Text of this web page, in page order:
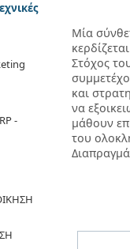
-
Μία
Στόχος
και
να
μάθουν
του